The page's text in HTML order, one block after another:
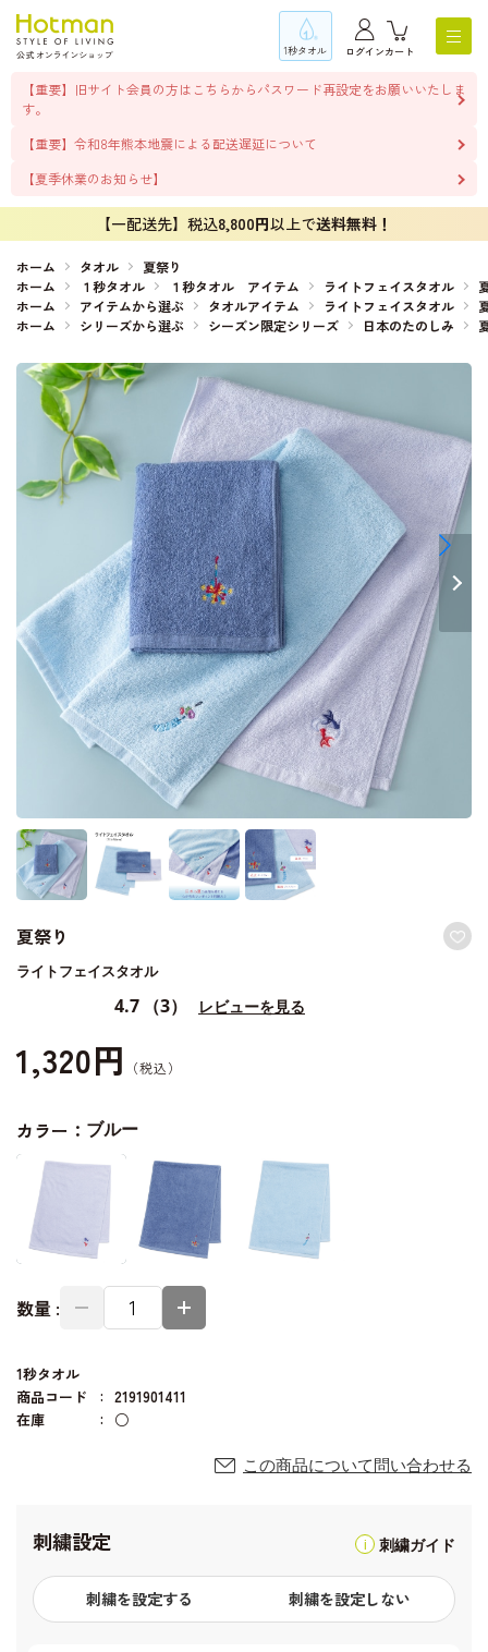
1秒タオル ログインカート
【重要】旧サイト会員の方はこちらからパスワード再設定をお願いいたしま
す。
【重要】令和8年熊本地震による配送遅延について
【夏季休業のお知らせ】
【一配送先】税込8,800円以上で送料無料！
ホーム タオル
夏祭り
ホーム
１秒タオル １秒タオル アイテム ライトフェイスタオル
ホーム
アイテムから選ぶ タオルアイテム ライトフェイスタオル
ホーム
シリーズから選ぶ シーズン限定シリーズ 日本のたのしみ
夏祭り
ライトフェイスタオル
4.7 （3） レビューを見る
1,320円
カラー： ブルー
数量 :
1秒タオル
商品コード
2191901411
在庫
○
この商品について問い合わせる
刺繍設定 刺繍ガイド
刺繍を設定する 刺繍を設定しない